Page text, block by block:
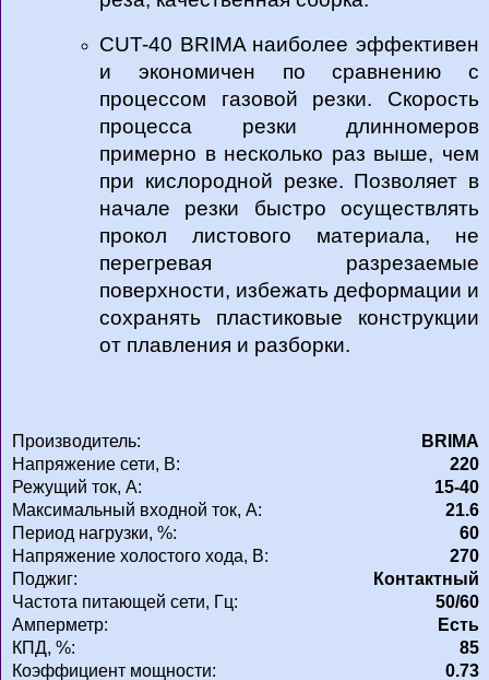
CUT-40 BRIMA наиболее эффективен
и экономичен по сравнению с
процессом газовой резки. Скорость
процесса резки длинномеров
примерно в несколько раз выше, чем
при кислородной резке. Позволяет в
начале резки быстро осуществлять
прокол листового материала, не
перегревая разрезаемые
поверхности, избежать деформации и
сохранять пластиковые конструкции
от плавления и разборки.
Производитель:
BRIMA
Напряжение сети, В:
220
Режущий ток, А:
15-40
Максимальный входной ток, А:
21.6
Период нагрузки, %:
60
Напряжение холостого хода, В:
270
Поджиг:
Контактный
Частота питающей сети, Гц:
50/60
Амперметр:
Есть
КПД, %:
85
Коэффициент мощности:
0.73